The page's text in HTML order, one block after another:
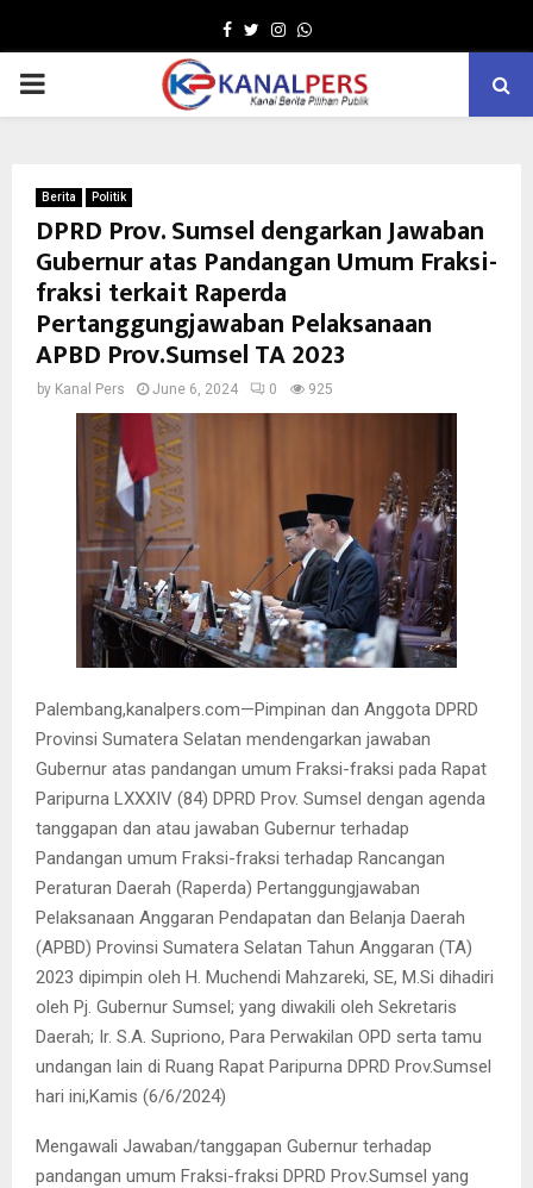
Facebook
TwitterInstagram
Whatsapp
PRIMARY
Berita Politik
DPRD Prov. Sumsel dengarkan Jawaban
Gubernur atas Pandangan Umum Fraksi-
fraksi terkait Raperda
Pertanggungjawaban Pelaksanaan
APBD Prov.Sumsel TA 2023
by Kanal Pers June 6, 2024 0 925
Palembang,kanalpers.com—Pimpinan dan Anggota DPRD
Provinsi Sumatera Selatan mendengarkan jawaban
Gubernur atas pandangan umum Fraksi-fraksi pada Rapat
Paripurna LXXXIV (84) DPRD Prov. Sumsel dengan agenda
tanggapan dan atau jawaban Gubernur terhadap
Pandangan umum Fraksi-fraksi terhadap Rancangan
Peraturan Daerah (Raperda) Pertanggungjawaban
Pelaksanaan Anggaran Pendapatan dan Belanja Daerah
(APBD) Provinsi Sumatera Selatan Tahun Anggaran (TA)
2023 dipimpin oleh H. Muchendi Mahzareki, SE, M.Si dihadiri
oleh Pj. Gubernur Sumsel; yang diwakili oleh Sekretaris
Daerah; Ir. S.A. Supriono, Para Perwakilan OPD serta tamu
undangan lain di Ruang Rapat Paripurna DPRD Prov.Sumsel
hari ini,Kamis (6/6/2024)
Mengawali Jawaban/tanggapan Gubernur terhadap
pandangan umum Fraksi-fraksi DPRD Prov.Sumsel yang